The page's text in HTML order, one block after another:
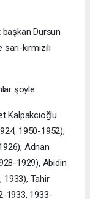
Dursun
kırmızılı
şöyle:
Kalpakcıoğlu
1950-1952),
Adnan
1929), Abidin
1933), Tahir
1933, 1933-